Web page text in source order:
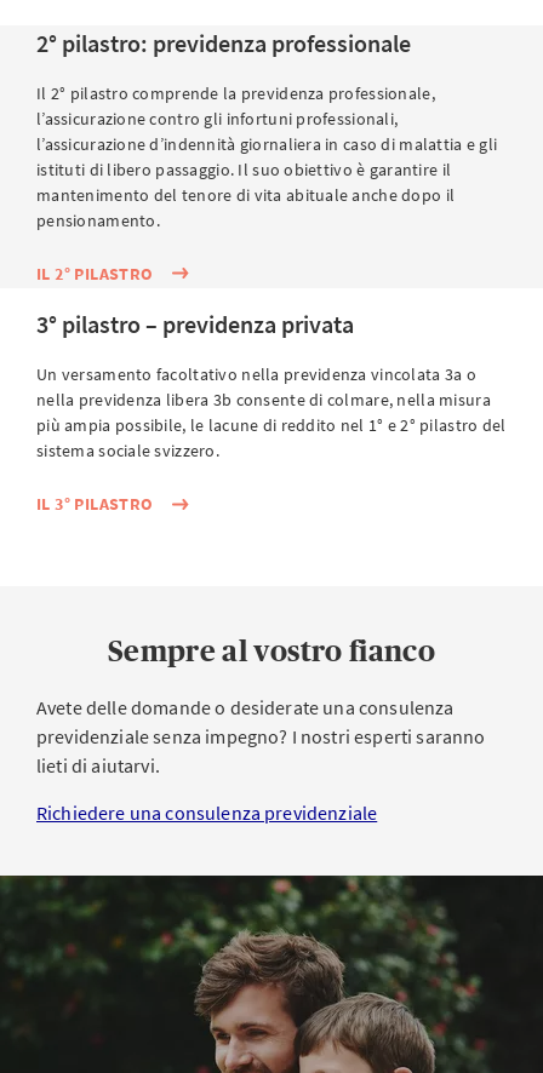
2° pilastro: previdenza professionale
Il 2° pilastro comprende la previdenza professionale,
l’assicurazione contro gli infortuni professionali,
l’assicurazione d’indennità giornaliera in caso di malattia e gli
istituti di libero passaggio. Il suo obiettivo è garantire il
mantenimento del tenore di vita abituale anche dopo il
pensionamento.
IL 2° PILASTRO
3° pilastro – previdenza privata
Un versamento facoltativo nella previdenza vincolata 3a o
nella previdenza libera 3b consente di colmare, nella misura
più ampia possibile, le lacune di reddito nel 1° e 2° pilastro del
sistema sociale svizzero.
IL 3° PILASTRO
Sempre al vostro fianco
Avete delle domande o desiderate una consulenza
previdenziale senza impegno? I nostri esperti saranno
lieti di aiutarvi.
Richiedere una consulenza previdenziale